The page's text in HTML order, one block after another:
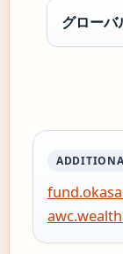
グローバ